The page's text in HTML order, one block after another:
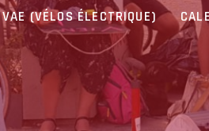
VAE (VÉLOS ÉLECTRIQUE)